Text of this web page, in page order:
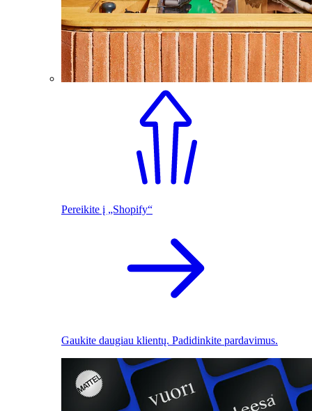
Pereikite į „Shopify“
Gaukite daugiau klientų. Padidinkite pardavimus.